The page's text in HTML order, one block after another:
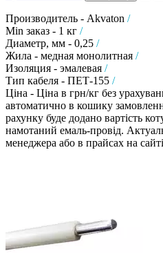
Производитель - Akvaton /
Min заказ - 1 кг /
Диаметр, мм - 0,25 /
Жила - медная монолитная /
Изоляция - эмалевая /
Тип кабеля - ПЕТ-155 /
Ціна - Ціна в грн/кг без
автоматично в кошику
рахунку буде додано вартість
намотаний емаль-провід.
менеджера або в прайсах на